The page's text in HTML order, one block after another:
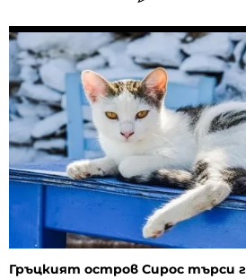
Гръцкият остров Сирос търси